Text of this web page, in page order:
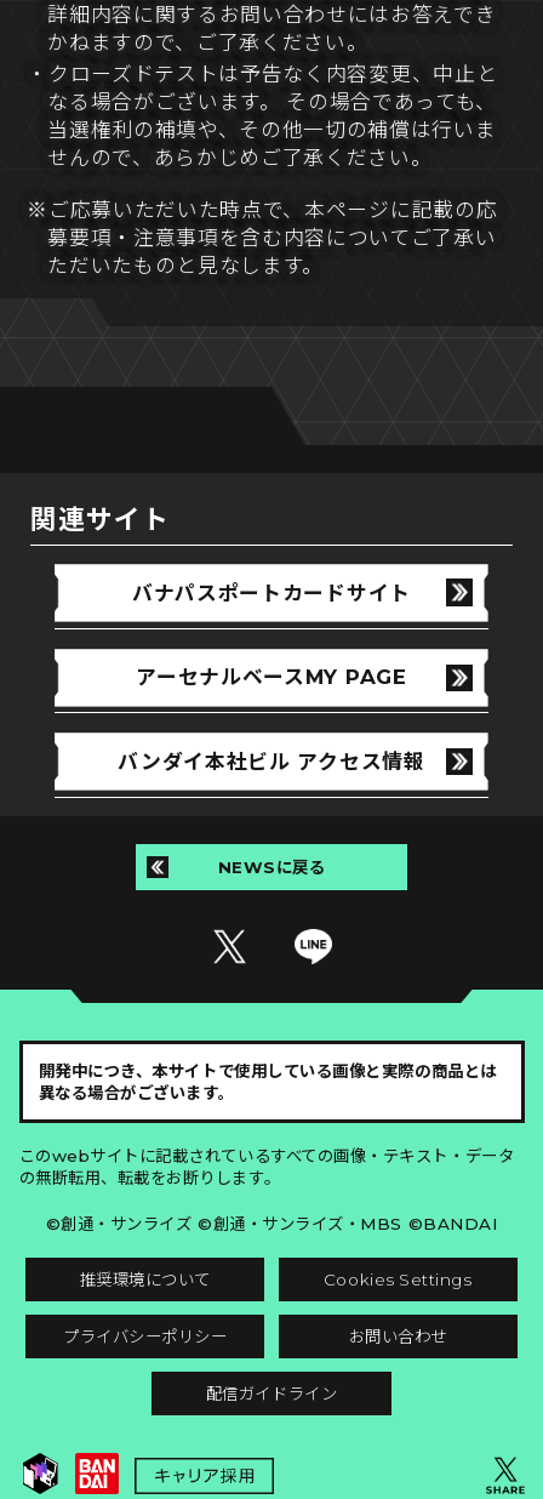
詳細内容に関するお問い合わせにはお答えでき
かねますので、ご了承ください。
・クローズドテストは予告なく内容変更、中止と
なる場合がございます。 その場合であっても、
当選権利の補填や、その他一切の補償は行いま
せんので、あらかじめご了承ください。
※ご応募いただいた時点で、本ページに記載の応
募要項・注意事項を含む内容についてご了承い
ただいたものと見なします。
関連サイト
バナパスポートカードサイト
アーセナルベースMY PAGE
バンダイ本社ビル アクセス情報
NEWSに戻る
開発中につき、本サイトで使用している画像と実際の商品とは
異なる場合がございます。
このwebサイトに記載されているすべての画像・テキスト・データ
の無断転用、転載をお断りします。
©創通・サンライズ ©創通・サンライズ・MBS ©BANDAI
推奨環境について Cookies Settings
プライバシーポリシー お問い合わせ
配信ガイドライン